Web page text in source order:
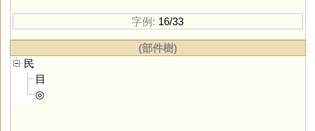
字例: 16/33
(部件樹)
民
目
◎